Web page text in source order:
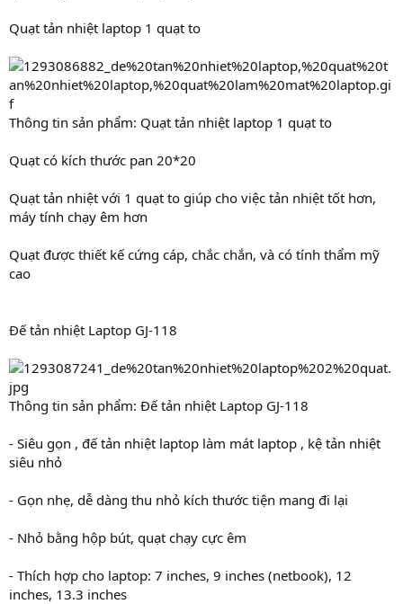
Quạt tản nhiệt laptop 1 quạt to
Thông tin sản phẩm: Quạt tản nhiệt laptop 1 quạt to
Quạt có kích thước pan 20*20
Quạt tản nhiệt với 1 quạt to giúp cho việc tản nhiệt tốt hơn,
máy tính chạy êm hơn
Quạt được thiết kế cứng cáp, chắc chắn, và có tính thẩm mỹ
cao
Đế tản nhiệt Laptop GJ-118
Thông tin sản phẩm: Đế tản nhiệt Laptop GJ-118
- Siêu gọn , đế tản nhiệt laptop làm mát laptop , kệ tản nhiệt
siêu nhỏ
- Gọn nhẹ, dễ dàng thu nhỏ kích thước tiện mang đi lại
- Nhỏ bằng hộp bút, quạt chạy cực êm
- Thích hợp cho laptop: 7 inches, 9 inches (netbook), 12
inches, 13.3 inches